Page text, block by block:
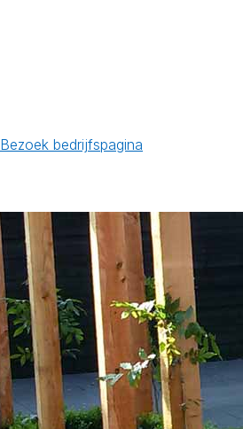
Bezoek bedrijfspagina